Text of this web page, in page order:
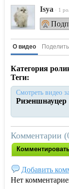
Isya · 1
О видео
Категория
Теги:
Смотреть видео
Ризеншнауцер
Комментарии
Добавить
Нет